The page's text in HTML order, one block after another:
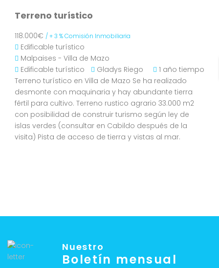
Terreno turístico
118.000€ / + 3 % Comisión Inmobiliaria
Edificable turístico
Malpaises - Villa de Mazo
Edificable turístico
Gladys Riego
1 año tiempo
Terreno turístico en Villa de Mazo Se ha realizado
desmonte con maquinaria y hay abundante tierra
fértil para cultivo. Terreno rustico agrario 33.000 m2
con posibilidad de construir turismo según ley de
islas verdes (consultar en Cabildo después de la
visita) Pista de acceso de tierra y vistas al mar.
Nuestro
Boletín mensual